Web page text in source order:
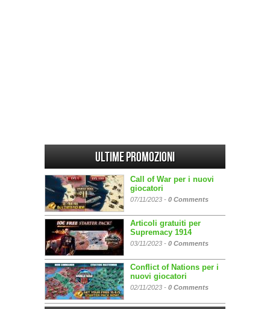
Ultime promozioni
Call of War per i nuovi
giocatori
07/11/2023 - 0 Comments
Articoli gratuiti per
Supremacy 1914
03/11/2023 - 0 Comments
Conflict of Nations per i
nuovi giocatori
02/11/2023 - 0 Comments